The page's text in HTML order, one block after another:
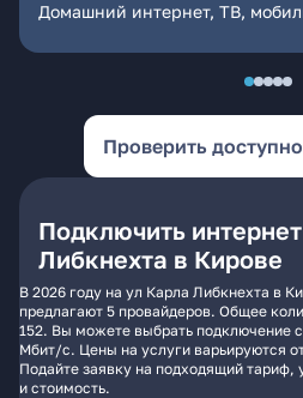
Домашний интернет, ТВ,
Проверить
Подключить
Либкнехта в Кирове
В 2026 году на ул Карла Либкнехта в
предлагают 5 провайдеров. Общее
152. Вы можете выбрать подключение
Мбит/с. Цены на услуги варьируются
Подайте заявку на подходящий
и стоимость.